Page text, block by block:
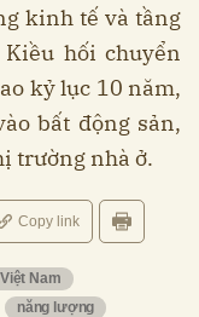
kinh tế và tầng
hối chuyển
kỷ lục 10 năm,
bất động sản,
trường nhà ở.
Copy link
Nam
năng lượng